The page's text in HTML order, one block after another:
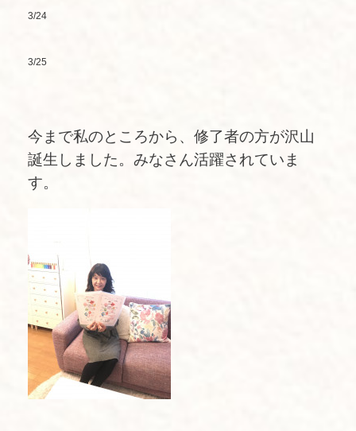
3/24
3/25
今まで私のところから、修了者の方が沢山
誕生しました。みなさん活躍されていま
す。